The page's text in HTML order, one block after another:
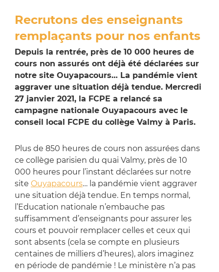
Recrutons des enseignants
remplaçants pour nos enfants
Depuis la rentrée, près de 10 000 heures de
cours non assurés ont déjà été déclarées sur
notre site Ouyapacours… La pandémie vient
aggraver une situation déjà tendue. Mercredi
27 janvier 2021, la FCPE a relancé sa
campagne nationale Ouyapacours avec le
conseil local FCPE du collège Valmy à Paris.
Plus de 850 heures de cours non assurées dans
ce collège parisien du quai Valmy, près de 10
000 heures pour l’instant déclarées sur notre
site Ouyapacours… la pandémie vient aggraver
une situation déjà tendue. En temps normal,
l’Education nationale n’embauche pas
suffisamment d’enseignants pour assurer les
cours et pouvoir remplacer celles et ceux qui
sont absents (cela se compte en plusieurs
centaines de milliers d’heures), alors imaginez
en période de pandémie ! Le ministère n’a pas